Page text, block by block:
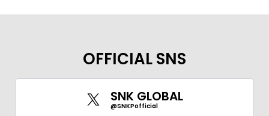
OFFICIAL SNS
SNK GLOBAL
@SNKPofficial